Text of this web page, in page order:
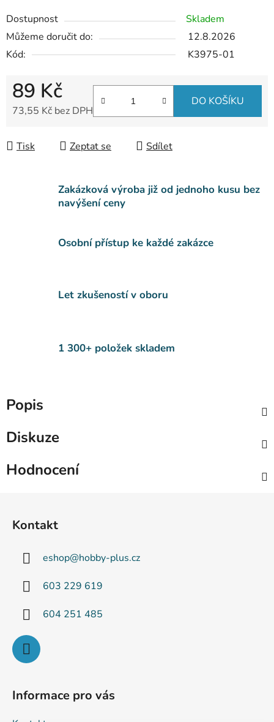
Dostupnost
Skladem
Můžeme doručit do:
12.8.2026
Kód:
K3975-01
89 Kč
73,55 Kč bez DPH
DO KOŠÍKU
Tisk Zeptat se Sdílet
Zakázková výroba již od jednoho kusu bez
navýšení ceny
Osobní přístup ke každé zakázce
Let zkušeností v oboru
1 300+ položek skladem
Popis
Diskuze
Hodnocení
Kontakt
eshop@hobby-plus.cz
603 229 619
604 251 485
Informace pro vás